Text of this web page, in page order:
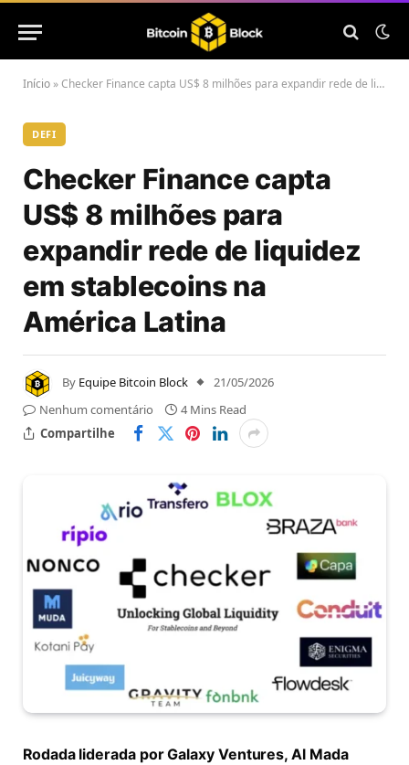
Início »Checker Finance capta US$ 8 milhões para expandir rede de liquidez em stablecoins na América Latina
DEFI
Checker Finance capta
US$ 8 milhões para
expandir rede de liquidez
em stablecoins na
América Latina
By Equipe Bitcoin Block
21/05/2026
Nenhum comentário
4 Mins Read
Compartilhe
Rodada liderada por Galaxy Ventures, Al Mada